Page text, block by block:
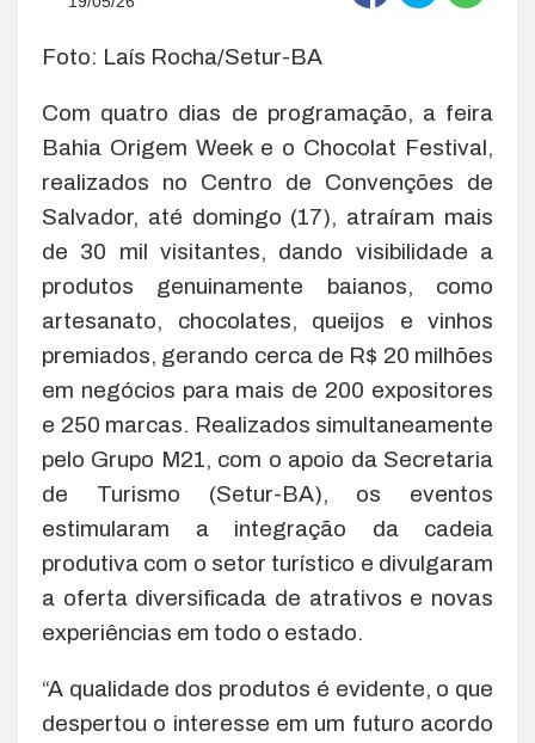
Foto: Laís Rocha/Setur-BA
Com quatro dias de programação, a feira
Bahia Origem Week e o Chocolat Festival,
realizados no Centro de Convenções de
Salvador, até domingo (17), atraíram mais
de 30 mil visitantes, dando visibilidade a
produtos genuinamente baianos, como
artesanato, chocolates, queijos e vinhos
premiados, gerando cerca de R$ 20 milhões
em negócios para mais de 200 expositores
e 250 marcas. Realizados simultaneamente
pelo Grupo M21, com o apoio da Secretaria
de Turismo (Setur-BA), os eventos
estimularam a integração da cadeia
produtiva com o setor turístico e divulgaram
a oferta diversificada de atrativos e novas
experiências em todo o estado.
“A qualidade dos produtos é evidente, o que
despertou o interesse em um futuro acordo